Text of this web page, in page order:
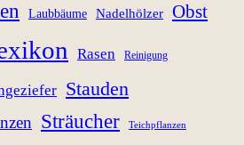
Laubbäume Nadelhölzer Obst
Rasen Reinigung
Stauden
Sträucher Teichpflanzen